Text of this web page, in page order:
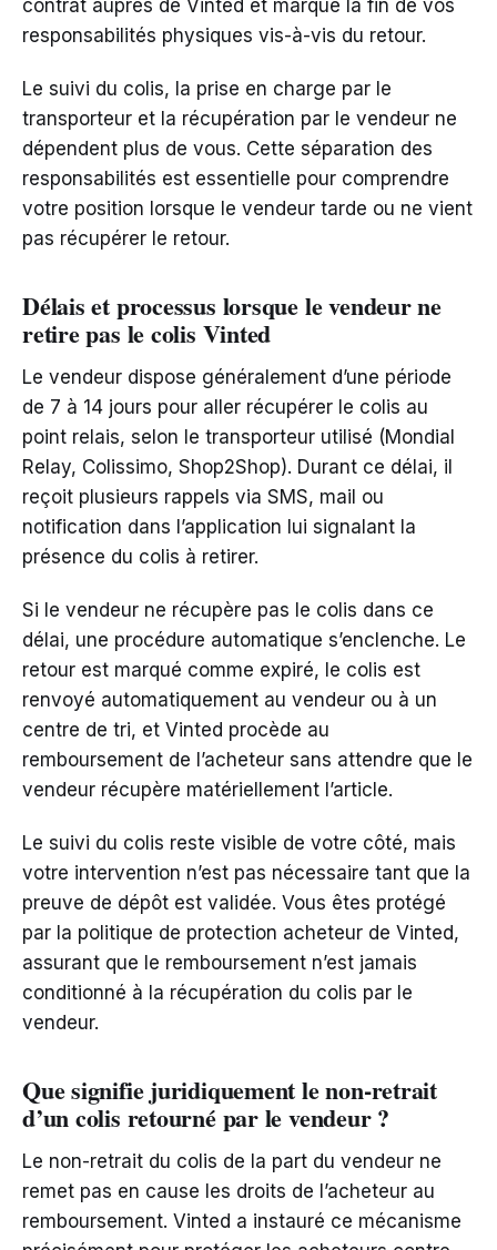
contrat auprès de Vinted et marque la fin de vos
responsabilités physiques vis-à-vis du retour.
Le suivi du colis, la prise en charge par le
transporteur et la récupération par le vendeur ne
dépendent plus de vous. Cette séparation des
responsabilités est essentielle pour comprendre
votre position lorsque le vendeur tarde ou ne vient
pas récupérer le retour.
Délais et processus lorsque le vendeur ne
retire pas le colis Vinted
Le vendeur dispose généralement d’une période
de 7 à 14 jours pour aller récupérer le colis au
point relais, selon le transporteur utilisé (Mondial
Relay, Colissimo, Shop2Shop). Durant ce délai, il
reçoit plusieurs rappels via SMS, mail ou
notification dans l’application lui signalant la
présence du colis à retirer.
Si le vendeur ne récupère pas le colis dans ce
délai, une procédure automatique s’enclenche. Le
retour est marqué comme expiré, le colis est
renvoyé automatiquement au vendeur ou à un
centre de tri, et Vinted procède au
remboursement de l’acheteur sans attendre que le
vendeur récupère matériellement l’article.
Le suivi du colis reste visible de votre côté, mais
votre intervention n’est pas nécessaire tant que la
preuve de dépôt est validée. Vous êtes protégé
par la politique de protection acheteur de Vinted,
assurant que le remboursement n’est jamais
conditionné à la récupération du colis par le
vendeur.
Que signifie juridiquement le non-retrait
d’un colis retourné par le vendeur ?
Le non-retrait du colis de la part du vendeur ne
remet pas en cause les droits de l’acheteur au
remboursement. Vinted a instauré ce mécanisme